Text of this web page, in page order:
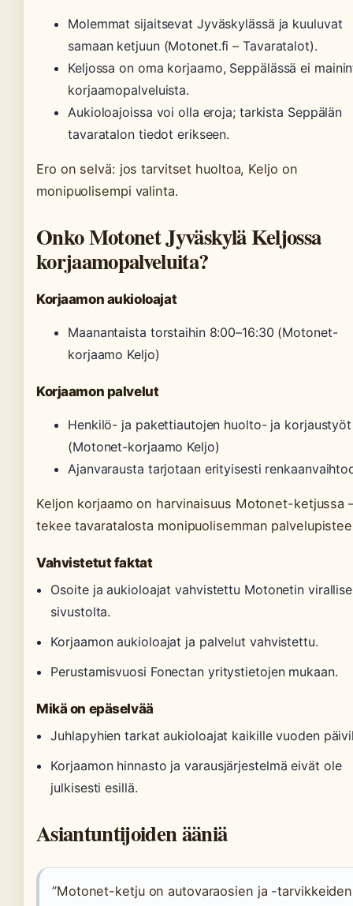
Molemmat sijaitsevat Jyväskylässä ja kuuluvat
samaan ketjuun (Motonet.fi – Tavaratalot).
Keljossa on oma korjaamo, Seppälässä ei
korjaamopalveluista.
Aukioloajoissa voi olla eroja; tarkista Seppälän
tavaratalon tiedot erikseen.
Ero on selvä: jos tarvitset huoltoa, Keljo on
monipuolisempi valinta.
Onko Motonet Jyväskylä Keljossa
korjaamopalveluita?
Korjaamon aukioloajat
Maanantaista torstaihin 8:00–16:30 (Motonet-
korjaamo Keljo)
Korjaamon palvelut
Henkilö- ja pakettiautojen huolto- ja korjaustyöt
(Motonet-korjaamo Keljo)
Ajanvarausta tarjotaan erityisesti
Keljon korjaamo on harvinaisuus Motonet-ketjussa
tekee tavaratalosta monipuolisemman
Vahvistetut faktat
Osoite ja aukioloajat vahvistettu Motonetin
sivustolta.
Korjaamon aukioloajat ja palvelut vahvistettu.
Perustamisvuosi Fonectan yritystietojen mukaan.
Mikä on epäselvää
Juhlapyhien tarkat aukioloajat kaikille vuoden
Korjaamon hinnasto ja varausjärjestelmä eivät ole
julkisesti esillä.
Asiantuntijoiden ääniä
”Motonet-ketju on autovaraosien ja -